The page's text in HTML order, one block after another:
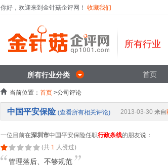
你好，欢迎来到金针菇企评网！ 收藏我们
所有行业
所有行业分类 首页
当前位置： 首页 >公司评论
中国平安保险 (查看所有相关评论) 2013-03-30 来自
一位目前在深圳市中国平安保险任职行政条线的朋友说：
(共 1 人赞过)
管理落后、不够规范